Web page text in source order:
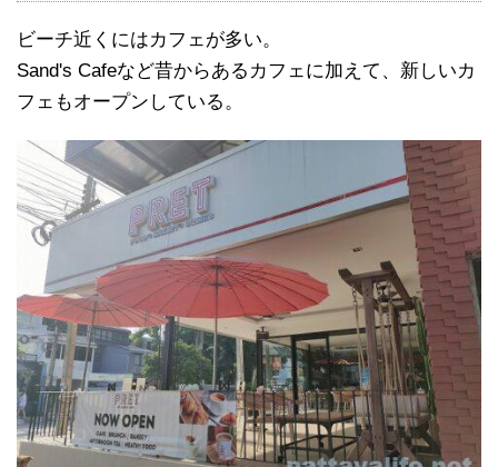
ビーチ近くにはカフェが多い。
Sand's Cafeなど昔からあるカフェに加えて、新しいカ
フェもオープンしている。